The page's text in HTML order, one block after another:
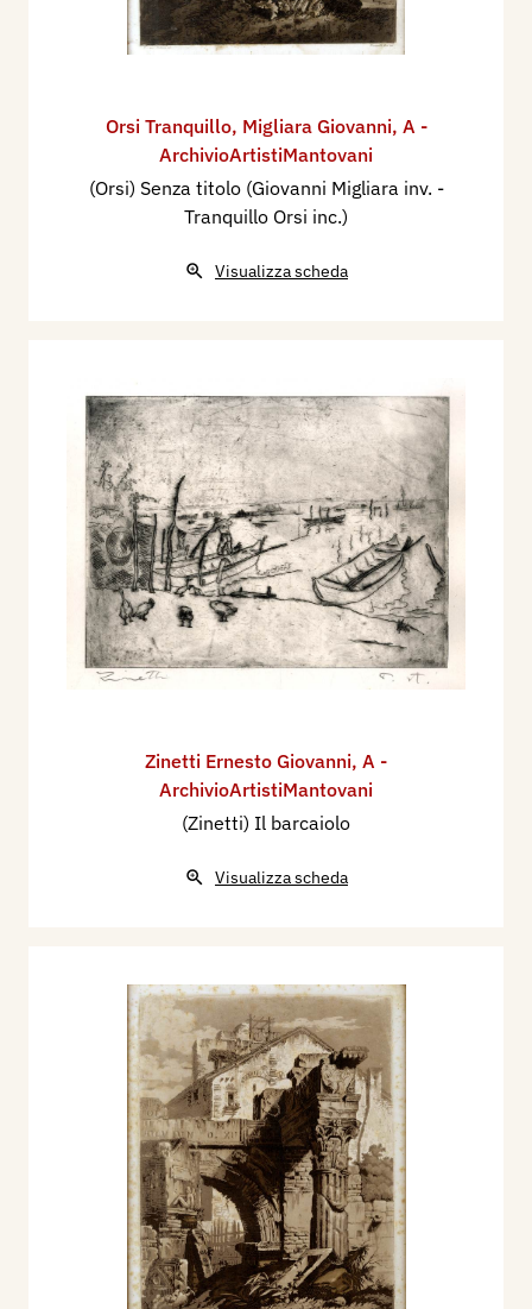
Orsi Tranquillo, Migliara Giovanni, A -
ArchivioArtistiMantovani
(Orsi) Senza titolo (Giovanni Migliara inv. -
Tranquillo Orsi inc.)
Visualizza scheda
Zinetti Ernesto Giovanni, A -
ArchivioArtistiMantovani
(Zinetti) Il barcaiolo
Visualizza scheda